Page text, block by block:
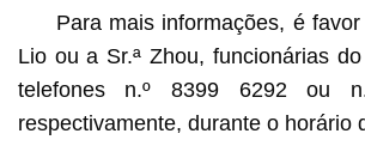
Para mais informações, é
Lio ou a Sr.ª Zhou, funcionárias
telefones n.º 8399 6292 ou
respectivamente, durante o horário